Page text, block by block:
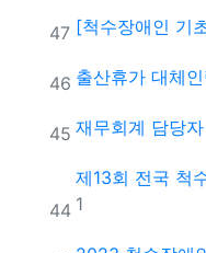
번호
47 [척수장애인 기
번호
46 출산휴가 대체
번호
45 재무회계 담당
번호
44
제13회 전국 척
댓글
1